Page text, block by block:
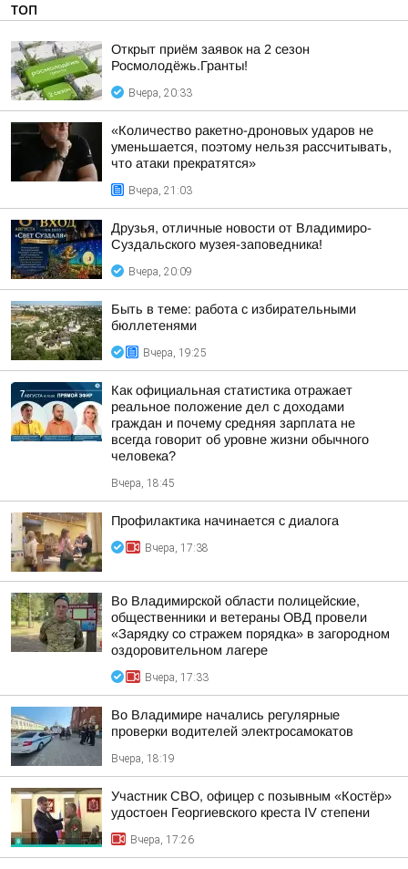
ТОП
Открыт приём заявок на 2 сезон
Росмолодёжь.Гранты!
Вчера, 20:33
«Количество ракетно-дроновых ударов не
уменьшается, поэтому нельзя рассчитывать,
что атаки прекратятся»
Вчера, 21:03
Друзья, отличные новости от Владимиро-
Суздальского музея-заповедника!
Вчера, 20:09
Быть в теме: работа с избирательными
бюллетенями
Вчера, 19:25
Как официальная статистика отражает
реальное положение дел с доходами
граждан и почему средняя зарплата не
всегда говорит об уровне жизни обычного
человека?
Вчера, 18:45
Профилактика начинается с диалога
Вчера, 17:38
Во Владимирской области полицейские,
общественники и ветераны ОВД провели
«Зарядку со стражем порядка» в загородном
оздоровительном лагере
Вчера, 17:33
Во Владимире начались регулярные
проверки водителей электросамокатов
Вчера, 18:19
Участник СВО, офицер с позывным «Костёр»
удостоен Георгиевского креста IV степени
Вчера, 17:26